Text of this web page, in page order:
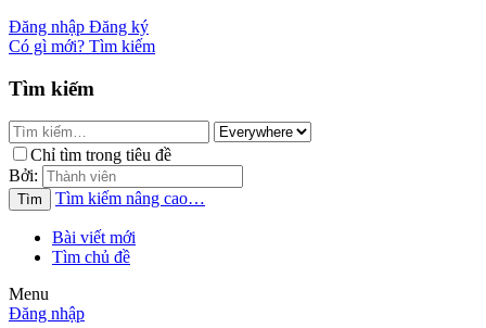
Đăng nhập Đăng ký
Có gì mới? Tìm kiếm
Tìm kiếm
Chỉ tìm trong tiêu đề
Bởi:
Tìm Tìm kiếm nâng cao…
Bài viết mới
Tìm chủ đề
Menu
Đăng nhập